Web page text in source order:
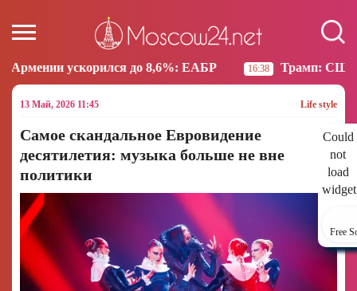
до 8,6%: ЕАБР 16:38 Трамп: США больше не намерены
13 Май, 2026 11:45 Life style
Could
not
load
Free
Самое скандальное Евровидение
десятилетия: музыка больше не вне
политики